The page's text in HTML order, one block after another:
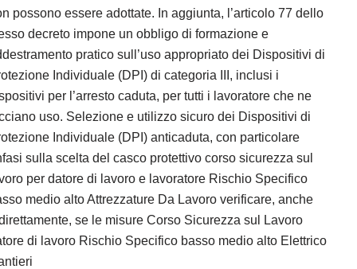
possono essere adottate. In aggiunta, l’articolo 77 dello
decreto impone un obbligo di formazione e
pratico sull’uso appropriato dei Dispositivi di
Individuale (DPI) di categoria III, inclusi i
per l’arresto caduta, per tutti i lavoratore che ne
uso. Selezione e utilizzo sicuro dei Dispositivi di
Individuale (DPI) anticaduta, con particolare
sulla scelta del casco protettivo corso sicurezza sul
per datore di lavoro e lavoratore Rischio Specifico
medio alto Attrezzature Da Lavoro verificare, anche
se le misure Corso Sicurezza sul Lavoro
di lavoro Rischio Specifico basso medio alto Elettrico